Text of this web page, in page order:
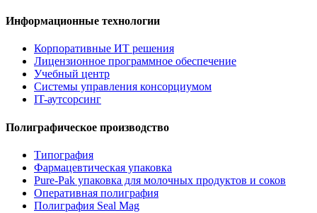
Информационные технологии
Корпоративные ИТ решения
Лицензионное программное обеспечение
Учебный центр
Системы управления консорциумом
IT-аутсорсинг
Полиграфическое производство
Типография
Фармацевтическая упаковка
Pure-Pak упаковка для молочных продуктов и соков
Оперативная полиграфия
Полиграфия Seal Mag